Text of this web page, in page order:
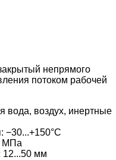
непрямого
потоком рабочей
вода, воздух, инертные
−30...+150°С
МПа
12...50 мм